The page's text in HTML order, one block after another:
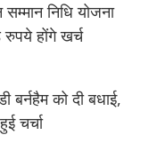
निधि योजना
होंगे खर्च
बर्नहैम को दी बधाई,
चर्चा